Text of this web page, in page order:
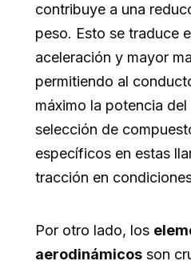
contribuye a una
peso. Esto se traduce
aceleración y mayor
permitiendo al
máximo la potencia
selección de
específicos en estas
tracción en
Por otro lado, los
aerodinámicos son